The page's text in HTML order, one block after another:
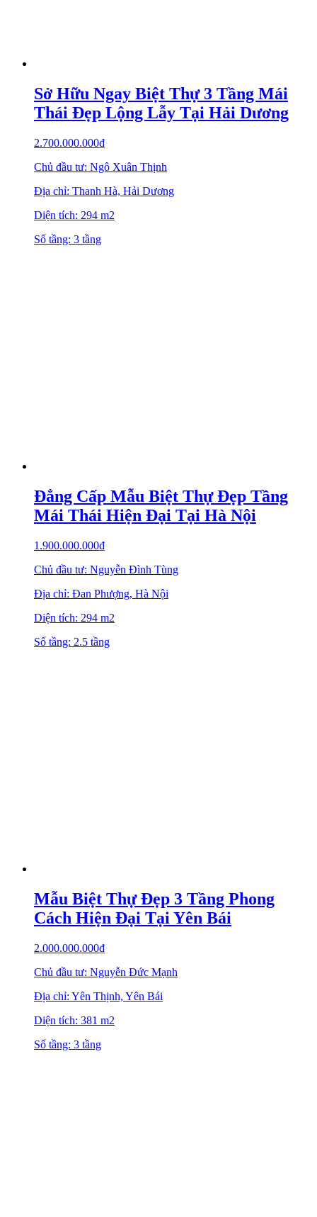
Sở Hữu Ngay Biệt Thự 3 Tầng Mái
Thái Đẹp Lộng Lẫy Tại Hải Dương
2.700.000.000₫
Chủ đầu tư: Ngô Xuân Thịnh
Địa chỉ: Thanh Hà, Hải Dương
Diện tích: 294 m2
Số tầng: 3 tầng
Đẳng Cấp Mẫu Biệt Thự Đẹp Tầng
Mái Thái Hiện Đại Tại Hà Nội
1.900.000.000₫
Chủ đầu tư: Nguyễn Đình Tùng
Địa chỉ: Đan Phượng, Hà Nội
Diện tích: 294 m2
Số tầng: 2.5 tầng
Mẫu Biệt Thự Đẹp 3 Tầng Phong
Cách Hiện Đại Tại Yên Bái
2.000.000.000₫
Chủ đầu tư: Nguyễn Đức Mạnh
Địa chỉ: Yên Thịnh, Yên Bái
Diện tích: 381 m2
Số tầng: 3 tầng